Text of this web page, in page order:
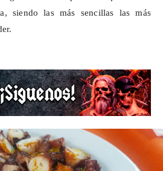
siendo las más sencillas las más